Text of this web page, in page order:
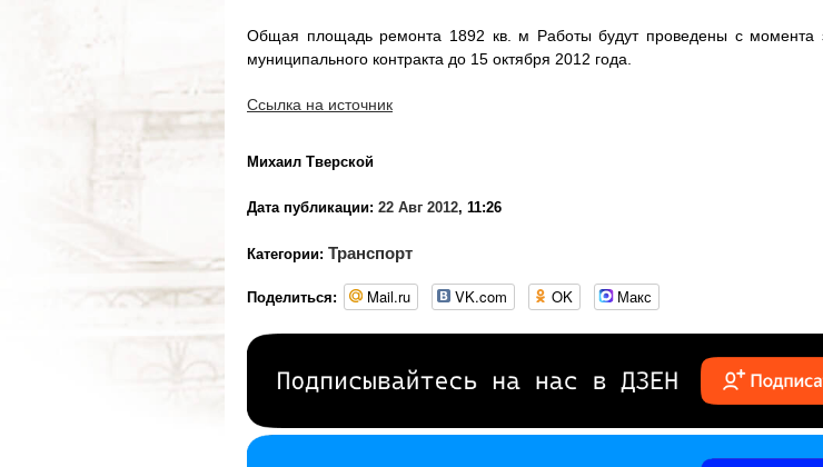
Общая площадь ремонта 1892 кв. м Работы будут проведены с момента
муниципального контракта до 15 октября 2012 года.
Ссылка на источник
Михаил Тверской
Дата публикации: 22 Авг 2012, 11:26
Категории: Транспорт
Поделиться: Mail.ru VK.com OK Макс